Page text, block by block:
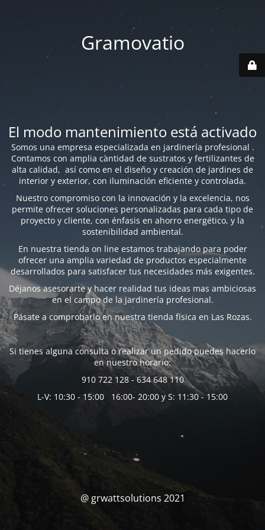
Gramovatio
El modo mantenimiento está activado
Somos una empresa especializada en jardinería profesional .
Contamos con amplia cantidad de sustratos y fertilizantes de
alta calidad, así como en el diseño y creación de jardines de
interior y exterior, con iluminación eficiente y controlada.
Nuestro compromiso con la innovación y la excelencia, nos
permite ofrecer soluciones personalizadas para cada tipo de
proyecto y cliente, con énfasis en ahorro energético, y la
sostenibilidad ambiental.
En nuestra tienda on line estamos trabajando para poder
ofrecer una amplia variedad de productos especialmente
desarrollados para satisfacer tus necesidades más exigentes.
Déjanos asesorarte y hacer realidad tus ideas mas ambiciosas
en el campo de la jardinería profesional.
Pásate a comprobarlo en nuestra tienda física en Las Rozas.
Si tienes alguna consulta o realizar un pedido puedes hacerlo
en nuestro horario:
910 722 128 - 634 648 110
L-V: 10:30 - 15:00 16:00- 20:00 y S: 11:30 - 15:00
@ grwattsolutions 2021